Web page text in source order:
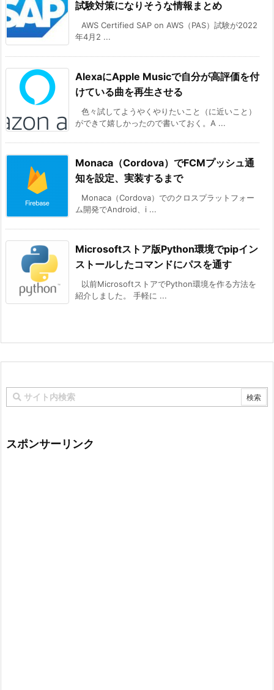
試験対策になりそうな情報まとめ
AWS Certified SAP on AWS（PAS）試験が2022
年4月2 ...
AlexaにApple Musicで自分が高評価を付
けている曲を再生させる
色々試してようやくやりたいこと（に近いこと）
ができて嬉しかったので書いておく。A ...
Monaca（Cordova）でFCMプッシュ通
知を設定、実装するまで
Monaca（Cordova）でのクロスプラットフォー
ム開発でAndroid、i ...
Microsoftストア版Python環境でpipイン
ストールしたコマンドにパスを通す
以前MicrosoftストアでPython環境を作る方法を
紹介しました。 手軽に ...
スポンサーリンク